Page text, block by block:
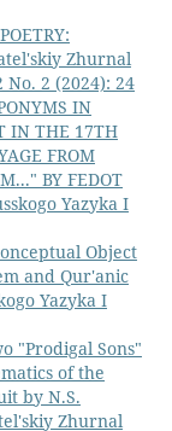
Zhurnal
2 (2024): 24
IN
IN THE 17TH
FROM
BY FEDOT
Yazyka I
Object
and Qur'anic
Yazyka I
"Prodigal Sons"
of the
by N.S.
Zhurnal